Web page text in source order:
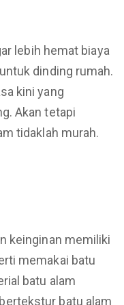
lebih hemat biaya
dinding rumah.
kini yang
Akan tetapi
tidaklah murah.
keinginan memiliki
memakai batu
batu alam
batu alam